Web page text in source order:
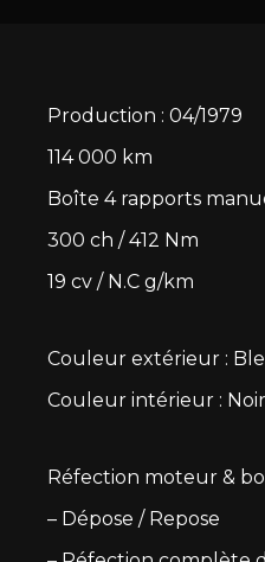
Production : 04/1979
114 000 km
Boîte 4 rapports
300 ch / 412 Nm
19 cv / N.C g/km
Couleur extérieur :
Couleur intérieur : Noir
Réfection moteur &
– Dépose / Repose